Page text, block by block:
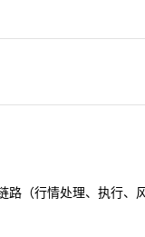
路（行情处理、执行、